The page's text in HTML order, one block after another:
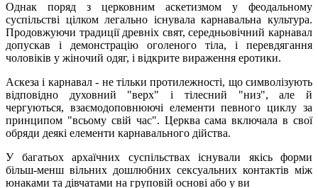
Однак поряд з церковним аскетизмом у феодальному
суспільстві цілком легально існувала карнавальна культура.
Продовжуючи традиції древніх свят, середньовічний карнавал
допускав і демонстрацію оголеного тіла, і перевдягання
чоловіків у жіночий одяг, і відкрите вираження еротики.
Аскеза і карнавал - не тільки протилежності, що символізують
відповідно духовний "верх" і тілесний "низ", але й
чергуються, взаємодоповнюючі елементи певного циклу за
принципом "всьому свій час". Церква сама включала в свої
обряди деякі елементи карнавального дійства.
У багатьох архаїчних суспільствах існували якісь форми
більш-менш вільних дошлюбних сексуальних контактів між
юнаками та дівчатами на груповій основі або у ви